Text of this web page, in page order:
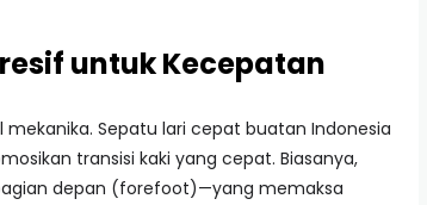
untuk Kecepatan
Sepatu lari cepat buatan Indonesia
transisi kaki yang cepat. Biasanya,
depan (forefoot)—yang memaksa